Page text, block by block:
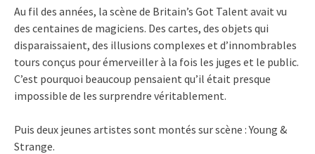
Au fil des années, la scène de Britain’s Got Talent avait vu
des centaines de magiciens. Des cartes, des objets qui
disparaissaient, des illusions complexes et d’innombrables
tours conçus pour émerveiller à la fois les juges et le public.
C’est pourquoi beaucoup pensaient qu’il était presque
impossible de les surprendre véritablement.
Puis deux jeunes artistes sont montés sur scène : Young &
Strange.